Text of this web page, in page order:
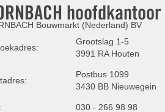
hoofdkantoor
Bouwmarkt (Nederland) BV
Grootslag 1-5
3991 RA Houten
Postbus 1099
3430 BB Nieuwegein
030 - 266 98 98